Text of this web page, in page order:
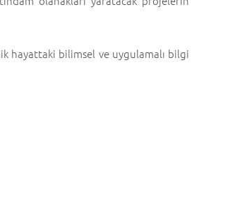
hayattaki bilimsel ve uygulamalı bilgi